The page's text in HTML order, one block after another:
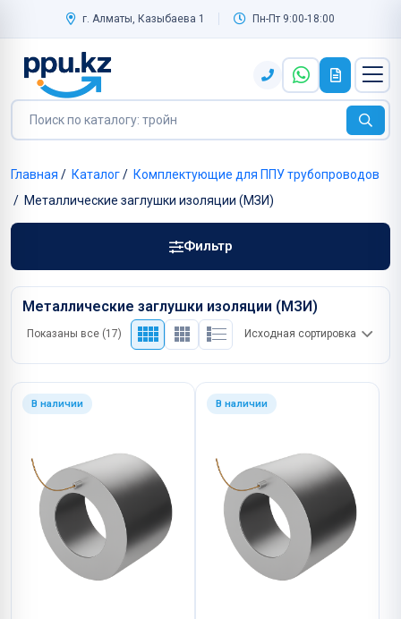
г. Алматы, Казыбаева 1 Пн-Пт 9:00-18:00
Главная / Каталог/ Комплектующие для ППУ трубопроводов
/ Металлические заглушки изоляции (МЗИ)
Фильтр
Металлические заглушки изоляции (МЗИ)
Показаны все (17)
В наличии В наличии